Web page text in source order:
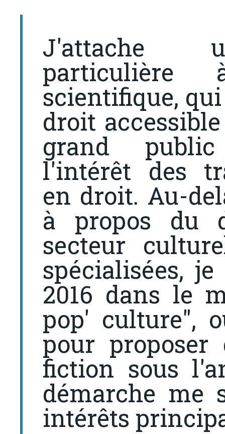
J'attache
scientifique,
droit
grand
l'intérêt des
en droit. Au-
à propos du
secteur
spécialisées,
2016 dans le
pop' culture",
pour
fiction sous
démarche me
intérêts